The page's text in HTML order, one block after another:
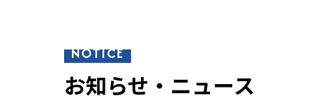
NOTICE
お知らせ・ニュース